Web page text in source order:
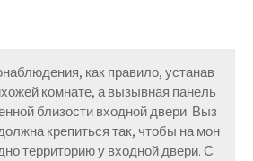
как правило, устанав
комнате, а вызывная панель
близости входной двери. Выз
крепиться так, чтобы на мон
территорию у входной двери. С